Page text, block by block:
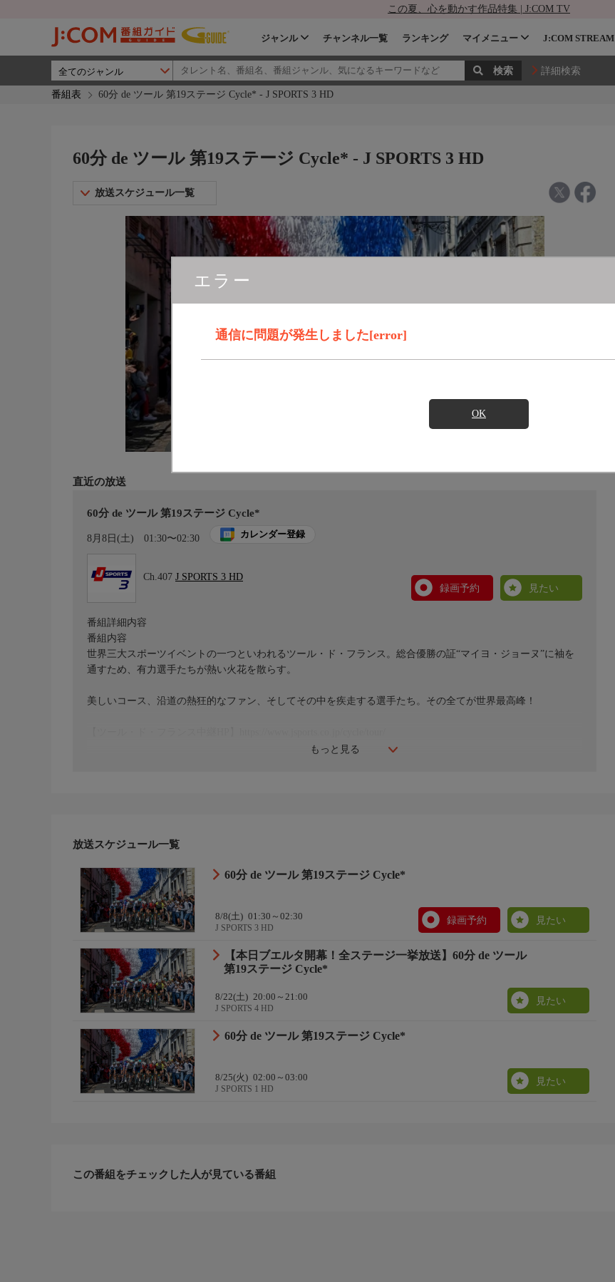
この夏、心を動かす作品特集 | J:COM TV
ジャンル チャンネル一覧 ランキング マイメニュー J:COM STREAM
詳細検索
番組表 60分 de ツール 第19ステージ Cycle* - J SPORTS 3 HD
エラー
通信に問題が発生しました[error]
OK
60分 de ツール 第19ステージ Cycle* - J SPORTS 3 HD
放送スケジュール一覧
直近の放送
60分 de ツール 第19ステージ Cycle*
8月8日(土) 01:30〜02:30 カレンダー登録
Ch.407 J SPORTS 3 HD
録画予約
見たい
もっと見る
番組詳細内容
番組内容
世界三大スポーツイベントの一つといわれるツール・ド・フランス。総合優勝の証“マイヨ・ジョーヌ”に袖を
通すため、有力選手たちが熱い火花を散らす。
美しいコース、沿道の熱狂的なファン、そしてその中を疾走する選手たち。その全てが世界最高峰！
放送スケジュール一覧
60分 de ツール 第19ステージ Cycle*
8/8(土) 01:30～02:30
J SPORTS 3 HD
録画予約 見たい
【本日ブエルタ開幕！全ステージ一挙放送】60分 de ツール
第19ステージ Cycle*
8/22(土) 20:00～21:00
J SPORTS 4 HD
見たい
60分 de ツール 第19ステージ Cycle*
8/25(火) 02:00～03:00
J SPORTS 1 HD
見たい
この番組をチェックした人が見ている番組